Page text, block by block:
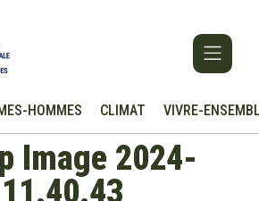
HOMMES CLIMAT VIVRE-
Image 2024-